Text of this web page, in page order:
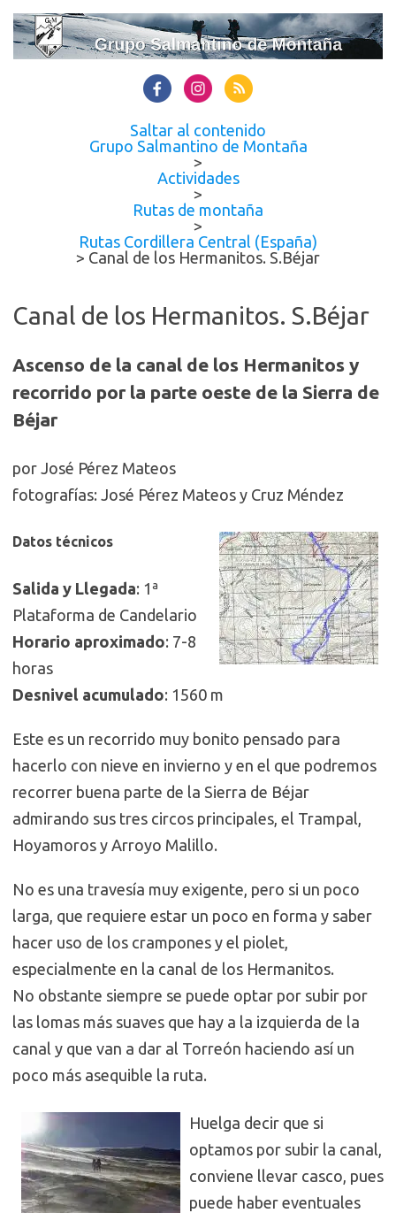
Saltar al contenido
Grupo Salmantino de Montaña
>
Actividades
>
Rutas de montaña
>
Rutas Cordillera Central (España)
> Canal de los Hermanitos. S.Béjar
Canal de los Hermanitos. S.Béjar
Ascenso de la canal de los Hermanitos y
recorrido por la parte oeste de la Sierra de
Béjar
por José Pérez Mateos
fotografías: José Pérez Mateos y Cruz Méndez
Datos técnicos
Salida y Llegada: 1ª
Plataforma de Candelario
Horario aproximado: 7-8
horas
Desnivel acumulado: 1560 m
Este es un recorrido muy bonito pensado para
hacerlo con nieve en invierno y en el que podremos
recorrer buena parte de la Sierra de Béjar
admirando sus tres circos principales, el Trampal,
Hoyamoros y Arroyo Malillo.
No es una travesía muy exigente, pero si un poco
larga, que requiere estar un poco en forma y saber
hacer uso de los crampones y el piolet,
especialmente en la canal de los Hermanitos.
No obstante siempre se puede optar por subir por
las lomas más suaves que hay a la izquierda de la
canal y que van a dar al Torreón haciendo así un
poco más asequible la ruta.
Huelga decir que si
optamos por subir la canal,
conviene llevar casco, pues
puede haber eventuales